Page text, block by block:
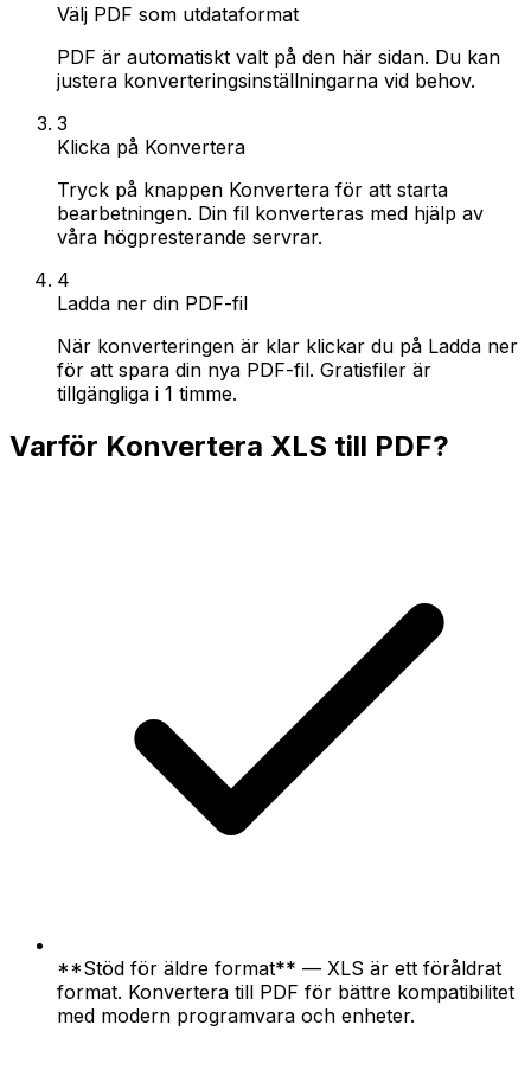
Välj PDF som utdataformat
PDF är automatiskt valt på den här sidan. Du kan
justera konverteringsinställningarna vid behov.
3
Klicka på Konvertera
Tryck på knappen Konvertera för att starta
bearbetningen. Din fil konverteras med hjälp av
våra högpresterande servrar.
4
Ladda ner din PDF-fil
När konverteringen är klar klickar du på Ladda ner
för att spara din nya PDF-fil. Gratisfiler är
tillgängliga i 1 timme.
Varför Konvertera XLS till PDF?
**Stöd för äldre format** — XLS är ett föråldrat
format. Konvertera till PDF för bättre kompatibilitet
med modern programvara och enheter.